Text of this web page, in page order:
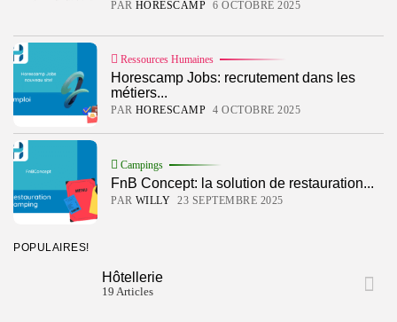
PAR HORESCAMP 6 OCTOBRE 2025
Ressources Humaines
Horescamp Jobs: recrutement dans les
métiers...
PAR HORESCAMP 4 OCTOBRE 2025
Campings
FnB Concept: la solution de restauration...
PAR WILLY 23 SEPTEMBRE 2025
POPULAIRES!
Hôtellerie
19 Articles